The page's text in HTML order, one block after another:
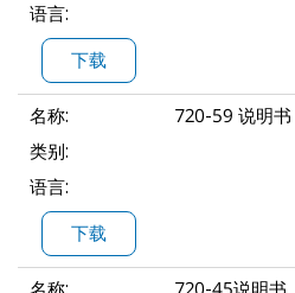
语言:
下载
名称:
720-59 说明书
类别:
语言:
下载